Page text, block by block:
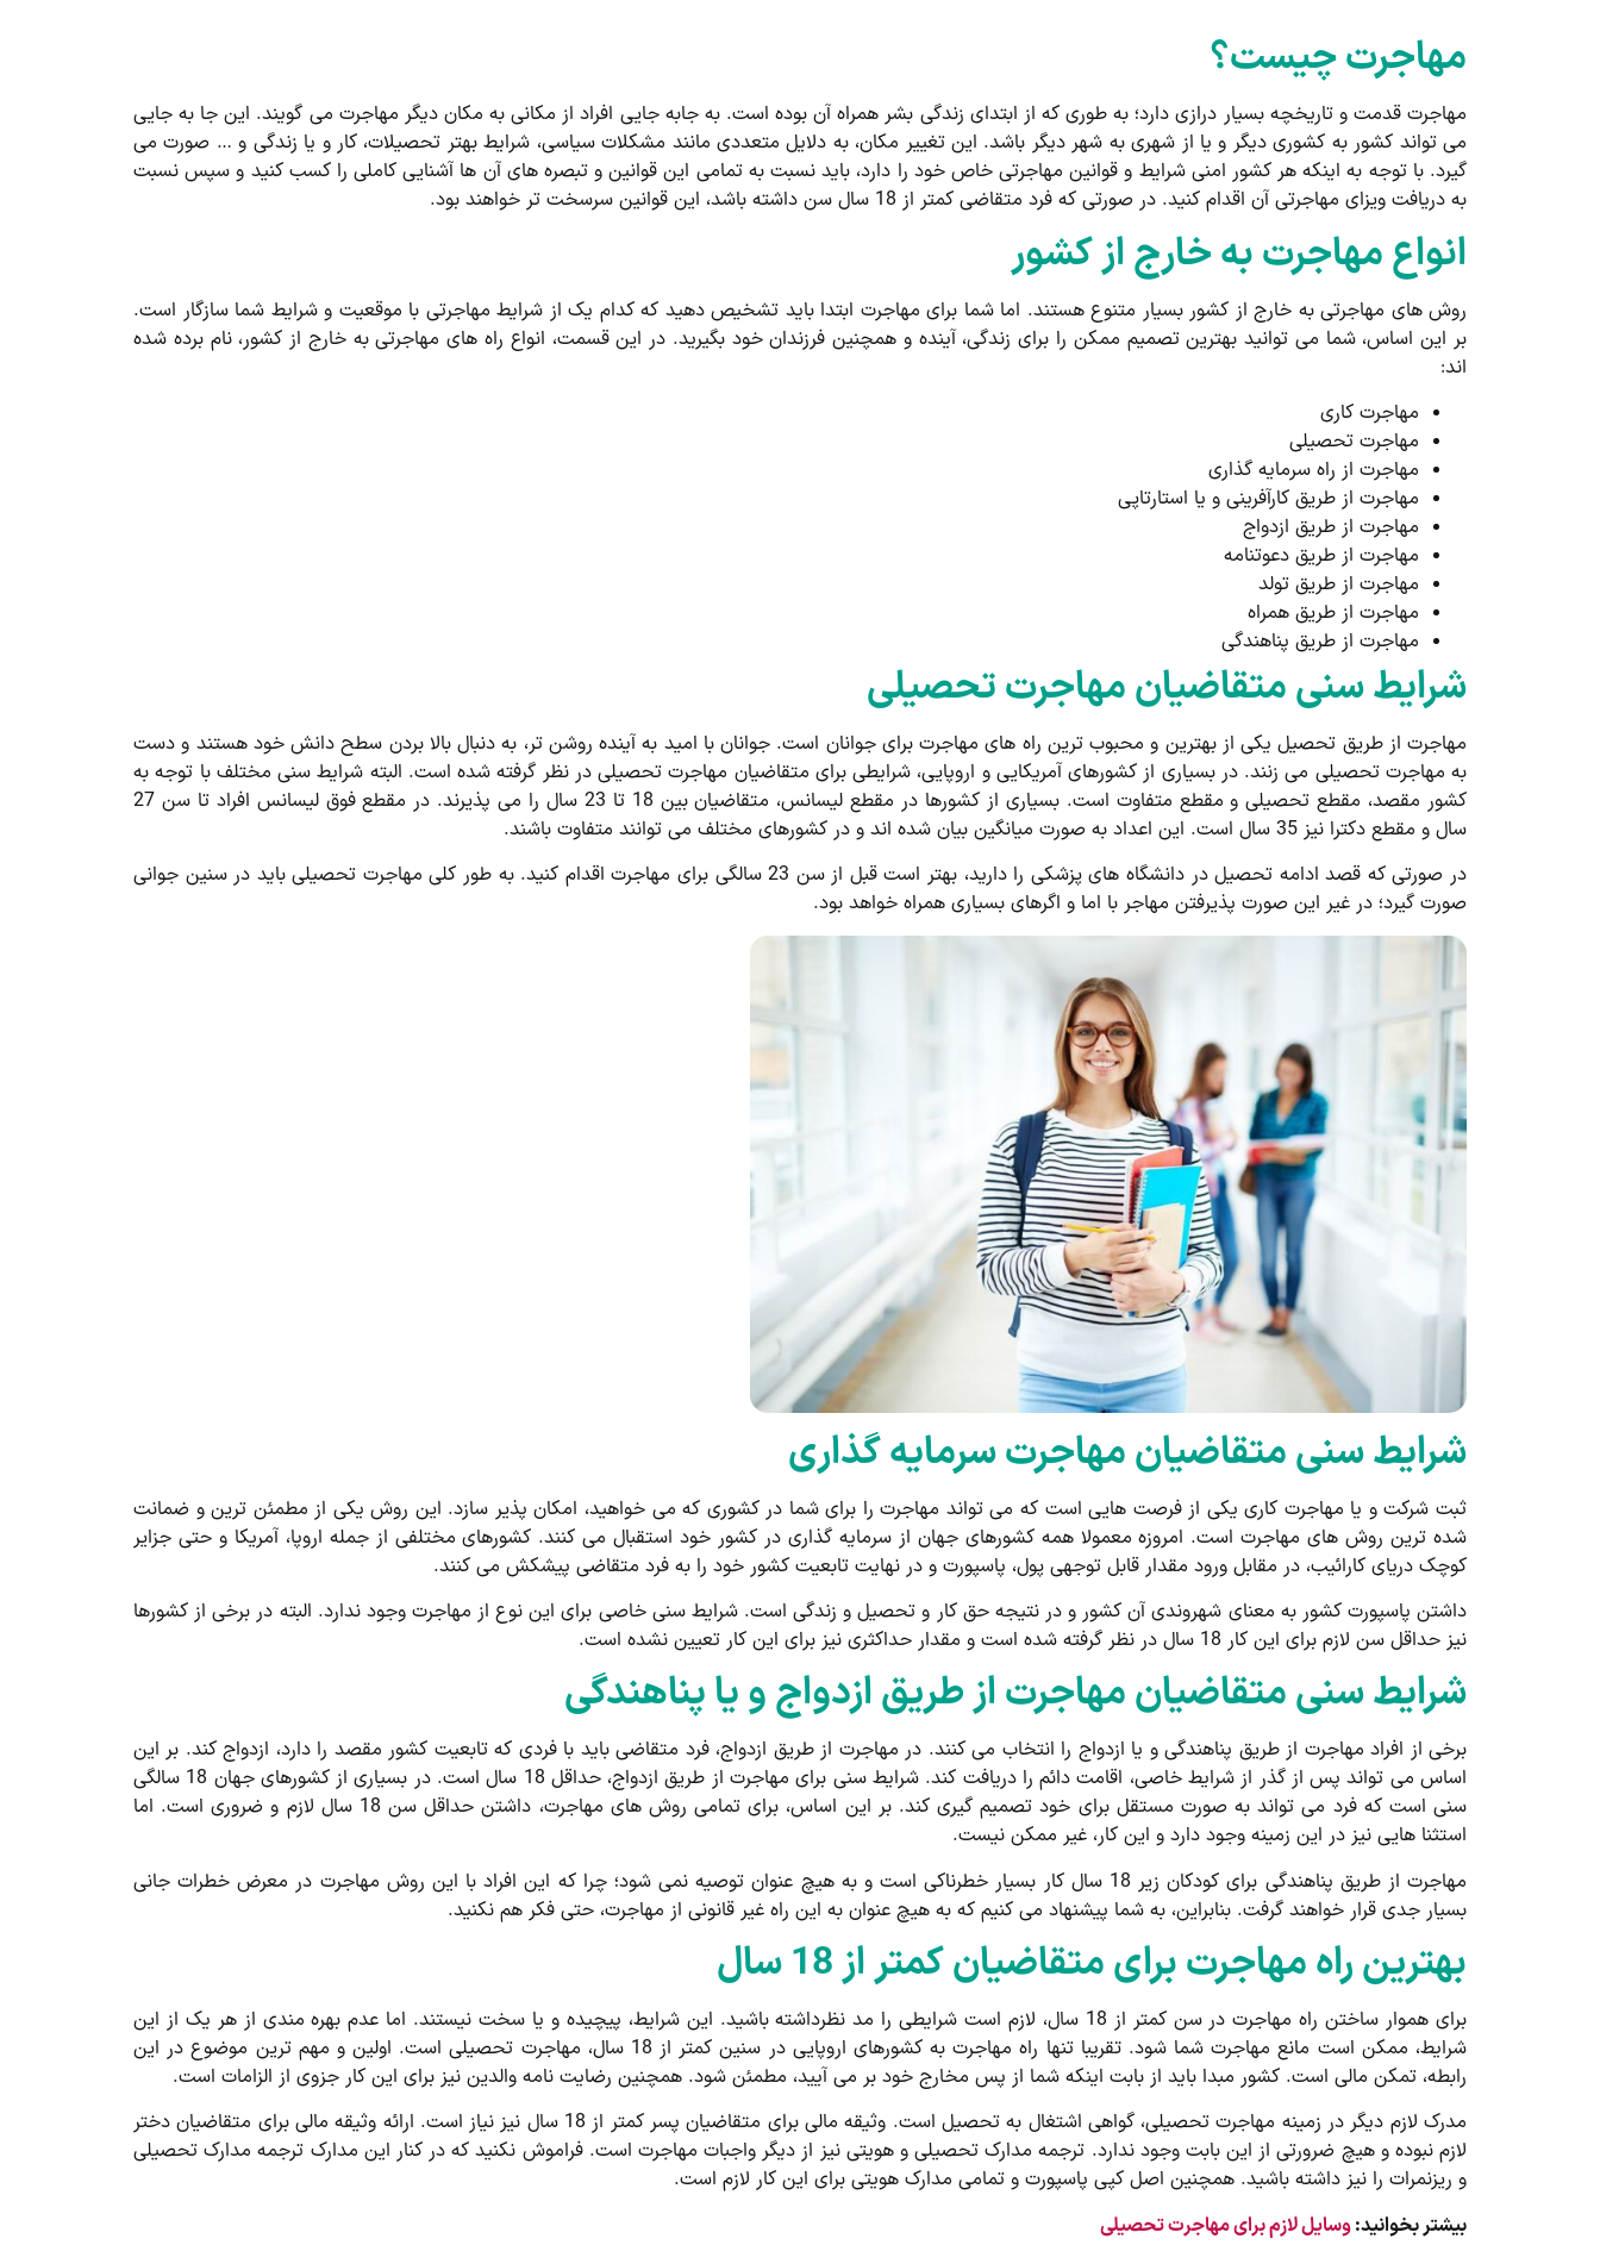
مهاجرت چیست؟
مهاجرت قدمت و تاریخچه بسیار درازی دارد؛ به طوری که از ابتدای زندگی بشر همراه آن بوده است. به جابه جایی افراد از مکانی به مکان دیگر مهاجرت می گویند. این جا به جایی
می تواند کشور به کشوری دیگر و یا از شهری به شهر دیگر باشد. این تغییر مکان، به دلایل متعددی مانند مشکلات سیاسی، شرایط بهتر تحصیلات، کار و یا زندگی و … صورت می
گیرد. با توجه به اینکه هر کشور امنی شرایط و قوانین مهاجرتی خاص خود را دارد، باید نسبت به تمامی این قوانین و تبصره های آن ها آشنایی کاملی را کسب کنید و سپس نسبت
به دریافت ویزای مهاجرتی آن اقدام کنید. در صورتی که فرد متقاضی کمتر از 18 سال سن داشته باشد، این قوانین سرسخت تر خواهند بود.
انواع مهاجرت به خارج از کشور
روش های مهاجرتی به خارج از کشور بسیار متنوع هستند. اما شما برای مهاجرت ابتدا باید تشخیص دهید که کدام یک از شرایط مهاجرتی با موقعیت و شرایط شما سازگار است.
بر این اساس، شما می توانید بهترین تصمیم ممکن را برای زندگی، آینده و همچنین فرزندان خود بگیرید. در این قسمت، انواع راه های مهاجرتی به خارج از کشور، نام برده شده
اند:
مهاجرت کاری
مهاجرت تحصیلی
مهاجرت از راه سرمایه گذاری
مهاجرت از طریق کارآفرینی و یا استارتاپی
مهاجرت از طریق ازدواج
مهاجرت از طریق دعوتنامه
مهاجرت از طریق تولد
مهاجرت از طریق همراه
مهاجرت از طریق پناهندگی
شرایط سنی متقاضیان مهاجرت تحصیلی
مهاجرت از طریق تحصیل یکی از بهترین و محبوب ترین راه های مهاجرت برای جوانان است. جوانان با امید به آینده روشن تر، به دنبال بالا بردن سطح دانش خود هستند و دست
به مهاجرت تحصیلی می زنند. در بسیاری از کشورهای آمریکایی و اروپایی، شرایطی برای متقاضیان مهاجرت تحصیلی در نظر گرفته شده است. البته شرایط سنی مختلف با توجه به
کشور مقصد، مقطع تحصیلی و مقطع متفاوت است. بسیاری از کشورها در مقطع لیسانس، متقاضیان بین 18 تا 23 سال را می پذیرند. در مقطع فوق لیسانس افراد تا سن 27
سال و مقطع دکترا نیز 35 سال است. این اعداد به صورت میانگین بیان شده اند و در کشورهای مختلف می توانند متفاوت باشند.
در صورتی که قصد ادامه تحصیل در دانشگاه های پزشکی را دارید، بهتر است قبل از سن 23 سالگی برای مهاجرت اقدام کنید. به طور کلی مهاجرت تحصیلی باید در سنین جوانی
صورت گیرد؛ در غیر این صورت پذیرفتن مهاجر با اما و اگرهای بسیاری همراه خواهد بود.
شرایط سنی متقاضیان مهاجرت سرمایه گذاری
ثبت شرکت و یا مهاجرت کاری یکی از فرصت هایی است که می تواند مهاجرت را برای شما در کشوری که می خواهید، امکان پذیر سازد. این روش یکی از مطمئن ترین و ضمانت
شده ترین روش های مهاجرت است. امروزه معمولا همه کشورهای جهان از سرمایه گذاری در کشور خود استقبال می کنند. کشورهای مختلفی از جمله اروپا، آمریکا و حتی جزایر
کوچک دریای کارائیب، در مقابل ورود مقدار قابل توجهی پول، پاسپورت و در نهایت تابعیت کشور خود را به فرد متقاضی پیشکش می کنند.
داشتن پاسپورت کشور به معنای شهروندی آن کشور و در نتیجه حق کار و تحصیل و زندگی است. شرایط سنی خاصی برای این نوع از مهاجرت وجود ندارد. البته در برخی از کشورها
نیز حداقل سن لازم برای این کار 18 سال در نظر گرفته شده است و مقدار حداکثری نیز برای این کار تعیین نشده است.
شرایط سنی متقاضیان مهاجرت از طریق ازدواج و یا پناهندگی
برخی از افراد مهاجرت از طریق پناهندگی و یا ازدواج را انتخاب می کنند. در مهاجرت از طریق ازدواج، فرد متقاضی باید با فردی که تابعیت کشور مقصد را دارد، ازدواج کند. بر این
اساس می تواند پس از گذر از شرایط خاصی، اقامت دائم را دریافت کند. شرایط سنی برای مهاجرت از طریق ازدواج، حداقل 18 سال است. در بسیاری از کشورهای جهان 18 سالگی
سنی است که فرد می تواند به صورت مستقل برای خود تصمیم گیری کند. بر این اساس، برای تمامی روش های مهاجرت، داشتن حداقل سن 18 سال لازم و ضروری است. اما
استثنا هایی نیز در این زمینه وجود دارد و این کار، غیر ممکن نیست.
مهاجرت از طریق پناهندگی برای کودکان زیر 18 سال کار بسیار خطرناکی است و به هیچ عنوان توصیه نمی شود؛ چرا که این افراد با این روش مهاجرت در معرض خطرات جانی
بسیار جدی قرار خواهند گرفت. بنابراین، به شما پیشنهاد می کنیم که به هیچ عنوان به این راه غیر قانونی از مهاجرت، حتی فکر هم نکنید.
بهترین راه مهاجرت برای متقاضیان کمتر از 18 سال
برای هموار ساختن راه مهاجرت در سن کمتر از 18 سال، لازم است شرایطی را مد نظرداشته باشید. این شرایط، پیچیده و یا سخت نیستند. اما عدم بهره مندی از هر یک از این
شرایط، ممکن است مانع مهاجرت شما شود. تقریبا تنها راه مهاجرت به کشورهای اروپایی در سنین کمتر از 18 سال، مهاجرت تحصیلی است. اولین و مهم ترین موضوع در این
رابطه، تمکن مالی است. کشور مبدا باید از بابت اینکه شما از پس مخارج خود بر می آیید، مطمئن شود. همچنین رضایت نامه والدین نیز برای این کار جزوی از الزامات است.
مدرک لازم دیگر در زمینه مهاجرت تحصیلی، گواهی اشتغال به تحصیل است. وثیقه مالی برای متقاضیان پسر کمتر از 18 سال نیز نیاز است. ارائه وثیقه مالی برای متقاضیان دختر
لازم نبوده و هیچ ضرورتی از این بابت وجود ندارد. ترجمه مدارک تحصیلی و هویتی نیز از دیگر واجبات مهاجرت است. فراموش نکنید که در کنار این مدارک ترجمه مدارک تحصیلی
و ریزنمرات را نیز داشته باشید. همچنین اصل کپی پاسپورت و تمامی مدارک هویتی برای این کار لازم است.
بیشتر بخوانید:وسایل لازم برای مهاجرت تحصیلی